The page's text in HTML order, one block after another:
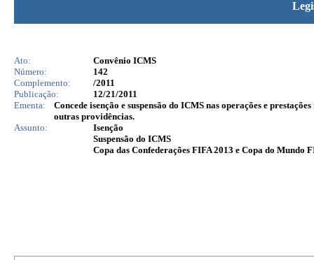
Ato:
Convênio ICMS
Número:
142
Complemento:
/2011
Publicação:
12/21/2011
Ementa:
Concede isenção e suspensão do ICMS nas operações e
outras providências.
Assunto:
Isenção
Suspensão do ICMS
Copa das Confederações FIFA 2013 e Copa do Mundo